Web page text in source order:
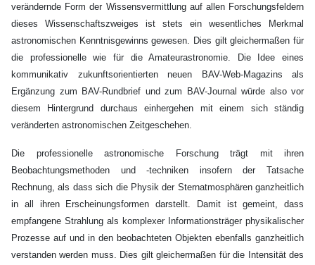
verändernde Form der Wissensvermittlung auf allen Forschungsfeldern
dieses Wissenschaftszweiges ist stets ein wesentliches Merkmal
astronomischen Kenntnisgewinns gewesen. Dies gilt gleichermaßen für
die professionelle wie für die Amateurastronomie. Die Idee eines
kommunikativ zukunftsorientierten neuen BAV-Web-Magazins als
Ergänzung zum BAV-Rundbrief und zum BAV-Journal würde also vor
diesem Hintergrund durchaus einhergehen mit einem sich ständig
veränderten astronomischen Zeitgeschehen.
Die professionelle astronomische Forschung trägt mit ihren
Beobachtungsmethoden und -techniken insofern der Tatsache
Rechnung, als dass sich die Physik der Sternatmosphären ganzheitlich
in all ihren Erscheinungsformen darstellt. Damit ist gemeint, dass
empfangene Strahlung als komplexer Informationsträger physikalischer
Prozesse auf und in den beobachteten Objekten ebenfalls ganzheitlich
verstanden werden muss. Dies gilt gleichermaßen für die Intensität des